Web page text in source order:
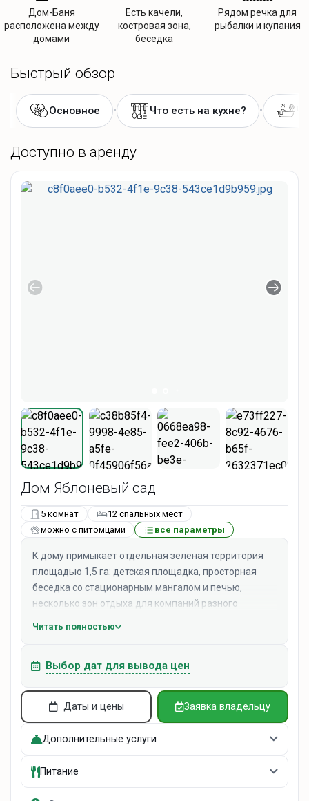
Дом-Баня
расположена между
домами
Есть качели,
костровая зона,
беседка
Рядом речка для
рыбалки и купания
Быстрый обзор
Основное • Что есть на кухне? •
Доступно в аренду
Дом Яблоневый сад
5 комнат
12 спальных мест
можно с питомцами
все параметры
К дому примыкает отдельная зелёная территория
площадью 1,5 га: детская площадка, просторная
беседка со стационарным мангалом и печью,
несколько зон отдыха для компаний разного
Внутри — большая общая гостиная с камином,
полностью оборудован для комфортного
При аренде дома баню возможно арендовать на
других гостей.
Читать полностью
Выбор дат для вывода цен
Даты и цены Заявка владельцу
Дополнительные услуги
Питание